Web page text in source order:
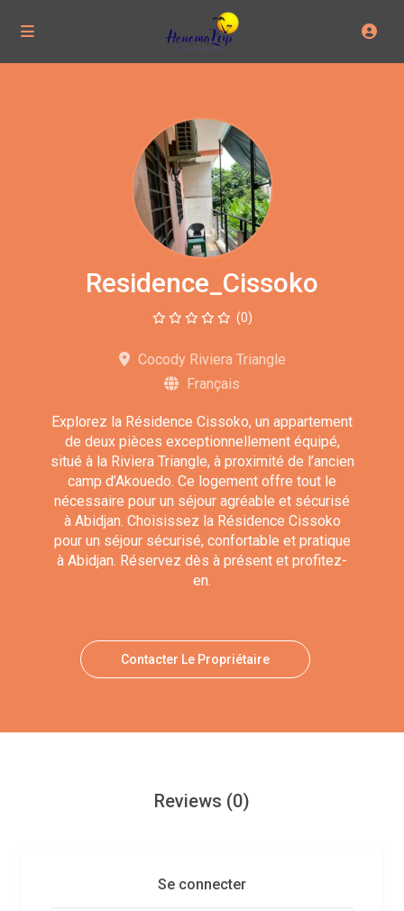
Residence_Cissoko
(0)
Cocody Riviera Triangle
Français
Explorez la Résidence Cissoko, un appartement
de deux pièces exceptionnellement équipé,
situé à la Riviera Triangle, à proximité de l’ancien
camp d’Akouedo. Ce logement offre tout le
nécessaire pour un séjour agréable et sécurisé
à Abidjan. Choisissez la Résidence Cissoko
pour un séjour sécurisé, confortable et pratique
à Abidjan. Réservez dès à présent et profitez-
en.
Contacter Le Propriétaire
Reviews (0)
Se connecter